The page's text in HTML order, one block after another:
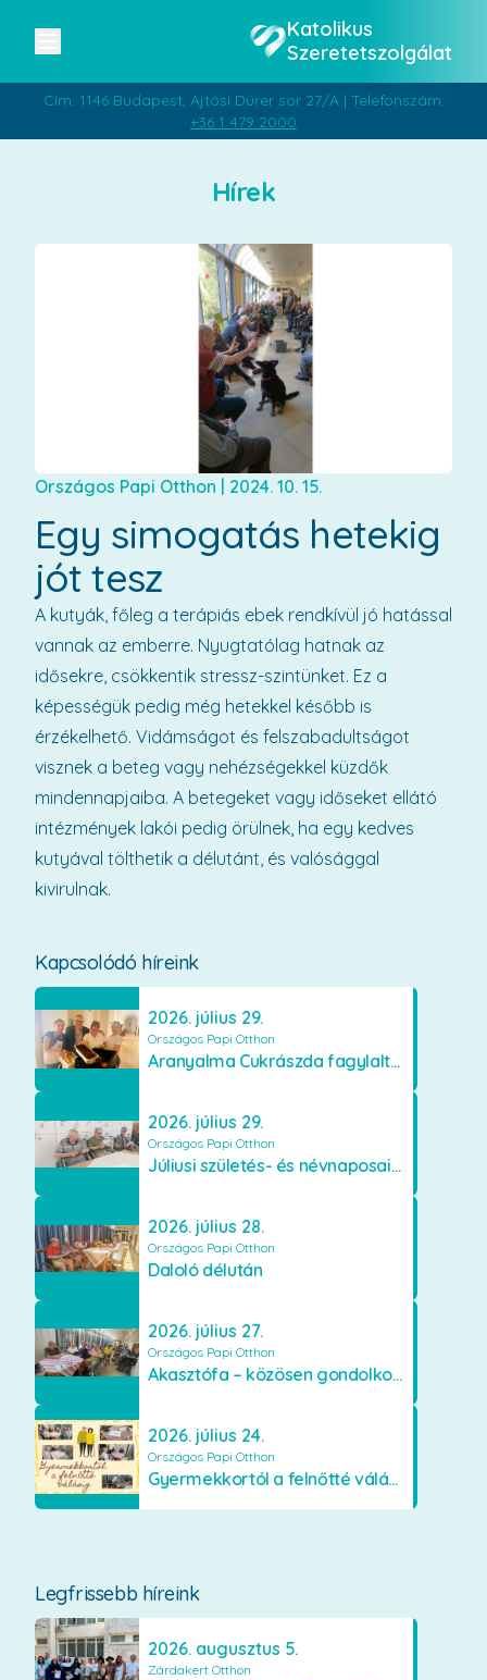
Katolikus
Szeretetszolgálat
Cím: 1146 Budapest, Ajtósi Dürer sor 27/A | Telefonszám:
+36 1 479 2000
Hírek
Kapcsolódó híreink
2026. július 29.
Országos Papi Otthon
Aranyalma Cukrászda fagylaltos meglepetés
2026. július 29.
Országos Papi Otthon
Júliusi születés- és névnaposaink
2026. július 28.
Országos Papi Otthon
Daloló délután
2026. július 27.
Országos Papi Otthon
Akasztófa – közösen gondolkodva
2026. július 24.
Országos Papi Otthon
Gyermekkortól a felnőtté válásig
Legfrissebb híreink
2026. augusztus 5.
Zárdakert Otthon
Országos Papi Otthon 2024. 10. 15.
Egy simogatás hetekig
jót tesz
A kutyák, főleg a terápiás ebek rendkívül jó hatással
vannak az emberre. Nyugtatólag hatnak az
idősekre, csökkentik stressz-szintünket. Ez a
képességük pedig még hetekkel később is
érzékelhető. Vidámságot és felszabadultságot
visznek a beteg vagy nehézségekkel küzdők
mindennapjaiba. A betegeket vagy időseket ellátó
intézmények lakói pedig örülnek, ha egy kedves
kutyával tölthetik a délutánt, és valósággal
kivirulnak.